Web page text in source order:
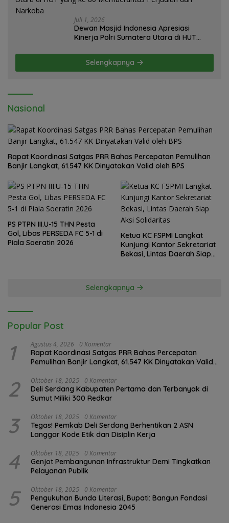
Juli 1, 2026
Dewan Masjid Indonesia Apresiasi
Kinerja Polri Sumatera Utara di HUT
Narkoba
Selengkapnya
Nasional
Rapat Koordinasi Satgas PRR Bahas Percepatan Pemulihan
Banjir Langkat, 61.547 KK Dinyatakan Valid oleh BPS
PS PTPN III.U-15 THN Pesta
Gol, Libas PERSEDA FC 5-1 di
Piala Soeratin 2026
Ketua KC FSPMI Langkat
Kunjungi Kantor Sekretariat
Bekasi, Lintas Daerah Siap
Selengkapnya
Popular Post
1 Agustus 4, 2026 0 Komentar
Rapat Koordinasi Satgas PRR Bahas Percepatan
Pemulihan Banjir Langkat, 61.547 KK Dinyatakan Valid
2 Oktober 18, 2025 0 Komentar
Deli Serdang Kabupaten Pertama dan Terbanyak di
Sumut Miliki 300 Redkar
3 Oktober 18, 2025 0 Komentar
Tegas! Pemkab Deli Serdang Berhentikan 2 ASN
Langgar Kode Etik dan Disiplin Kerja
4 Oktober 18, 2025 0 Komentar
Genjot Pembangunan Infrastruktur Demi Tingkatkan
Pelayanan Publik
5 Oktober 18, 2025 0 Komentar
Pengukuhan Bunda Literasi, Bupati: Bangun Fondasi
Generasi Emas Indonesia 2045